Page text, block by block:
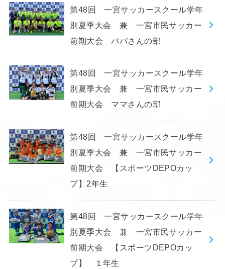
第48回 一宮サッカースクール学年
別夏季大会 兼 一宮市民サッカー
前期大会 パパさんの部
第48回 一宮サッカースクール学年
別夏季大会 兼 一宮市民サッカー
前期大会 ママさんの部
第48回 一宮サッカースクール学年
別夏季大会 兼 一宮市民サッカー
前期大会 【スポーツDEPOカッ
プ】2年生
第48回 一宮サッカースクール学年
別夏季大会 兼 一宮市民サッカー
前期大会 【スポーツDEPOカッ
プ】 １年生